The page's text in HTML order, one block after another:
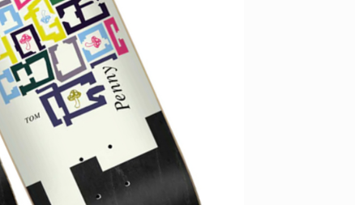
ID
IZURU NAGAHARA / 永原依弦
2026.08.05